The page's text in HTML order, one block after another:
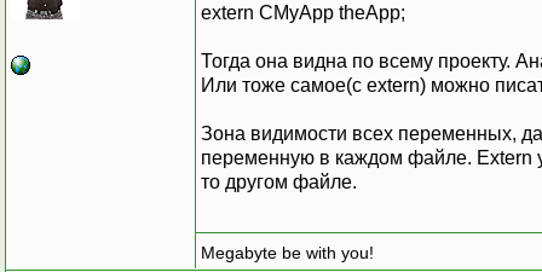
extern CMyApp theApp;
Тогда она видна по всему проекту.
Или тоже самое(с extern) можно
Зона видимости всех переменных,
переменную в каждом файле. Extern
то другом файле.
Megabyte be with you!